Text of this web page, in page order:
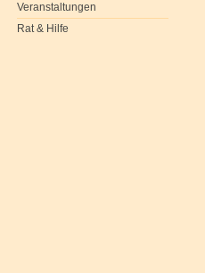
Veranstaltungen
Rat & Hilfe